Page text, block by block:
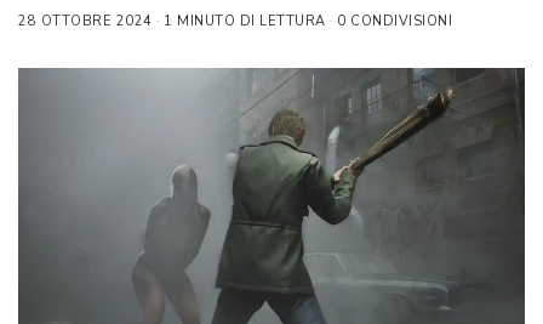
28 OTTOBRE 2024 1 MINUTO DI LETTURA 0 CONDIVISIONI